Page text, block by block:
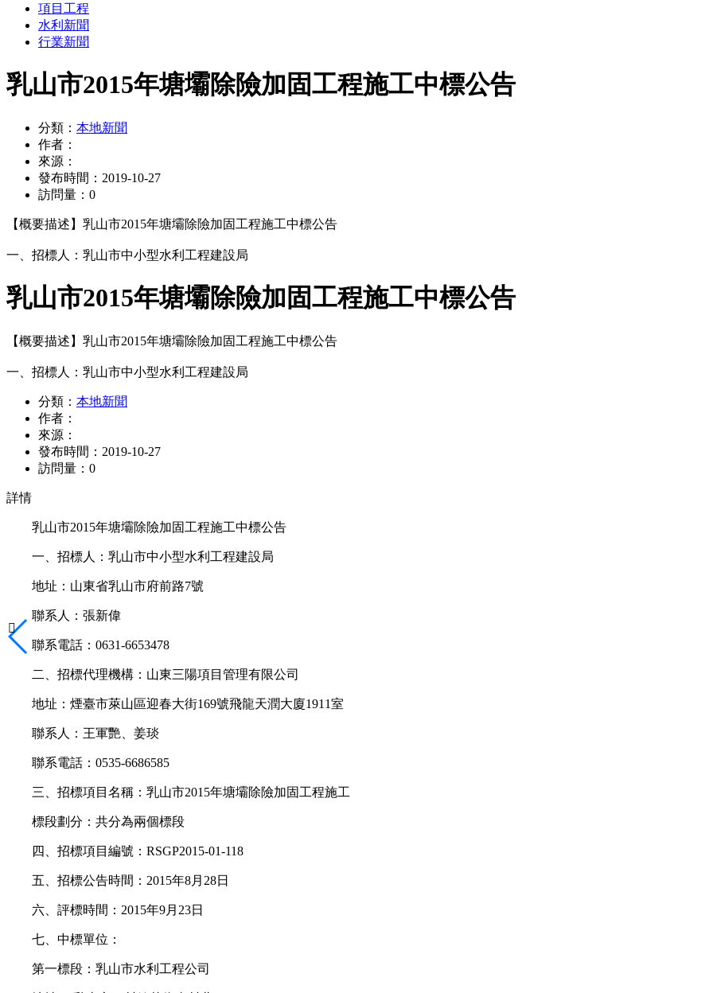
項目工程
水利新聞
行業新聞
乳山市2015年塘壩除險加固工程施工中標公告
分類： 本地新聞
作者：
來源：
發布時間： 2019-10-27
訪問量： 0
【概要描述】 乳山市2015年塘壩除險加固工程施工中標公告
一、招標人：乳山市中小型水利工程建設局
乳山市2015年塘壩除險加固工程施工中標公告
【概要描述】 乳山市2015年塘壩除險加固工程施工中標公告
一、招標人：乳山市中小型水利工程建設局
分類： 本地新聞
作者：
來源：
發布時間： 2019-10-27
訪問量： 0
詳情
乳山市2015年塘壩除險加固工程施工中標公告
一、招標人：乳山市中小型水利工程建設局
地址：山東省乳山市府前路7號
聯系人：張新偉
聯系電話：0631-6653478
二、招標代理機構：山東三陽項目管理有限公司
地址：煙臺市萊山區迎春大街169號飛龍天潤大廈1911室
聯系人：王軍艷、姜琰
聯系電話：0535-6686585
三、招標項目名稱：乳山市2015年塘壩除險加固工程施工
標段劃分：共分為兩個標段
四、招標項目編號：RSGP2015-01-118
五、招標公告時間：2015年8月28日
六、評標時間：2015年9月23日
七、中標單位：
第一標段：乳山市水利工程公司
